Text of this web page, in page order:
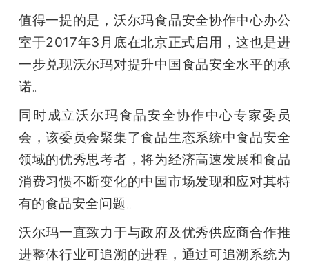
值得一提的是，沃尔玛食品安全协作中心办公
室于2017年3月底在北京正式启用，这也是进
一步兑现沃尔玛对提升中国食品安全水平的承
诺。
同时成立沃尔玛食品安全协作中心专家委员
会，该委员会聚集了食品生态系统中食品安全
领域的优秀思考者，将为经济高速发展和食品
消费习惯不断变化的中国市场发现和应对其特
有的食品安全问题。
沃尔玛一直致力于与政府及优秀供应商合作推
进整体行业可追溯的进程，通过可追溯系统为